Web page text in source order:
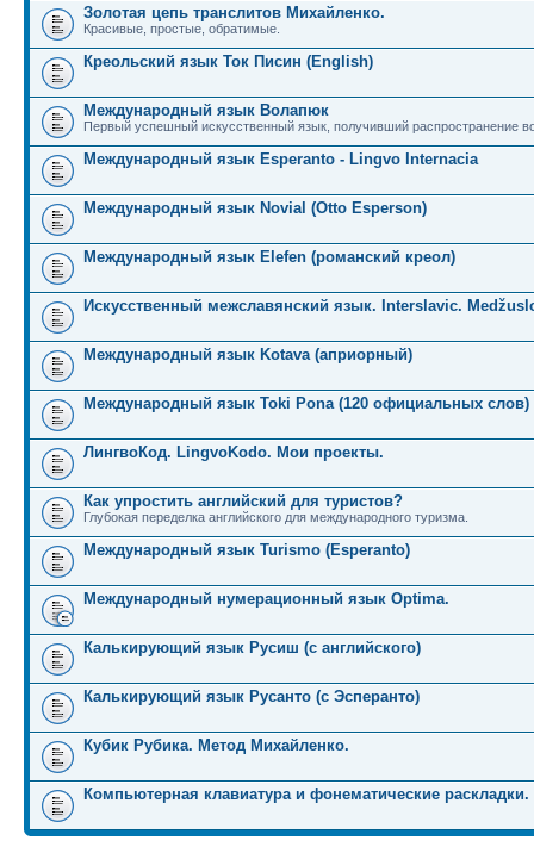
Золотая цепь транслитов Михайленко.
Красивые, простые, обратимые.
Креольский язык Ток Писин (English)
Международный язык Волапюк
Первый успешный искусственный язык, получивший распространение
Международный язык Esperanto - Lingvo Internacia
Международный язык Novial (Otto Esperson)
Международный язык Elefen (романский креол)
Искусственный межславянский язык. Interslavic.
Международный язык Kotava (априорный)
Международный язык Toki Pona (120 официальных слов)
ЛингвоКод. LingvoKodo. Мои проекты.
Как упростить английский для туристов?
Глубокая переделка английского для международного туризма.
Международный язык Turismo (Esperanto)
Международный нумерационный язык Optima.
Калькирующий язык Русиш (с английского)
Калькирующий язык Русанто (с Эсперанто)
Кубик Рубика. Метод Михайленко.
Компьютерная клавиатура и фонематические раскладки.